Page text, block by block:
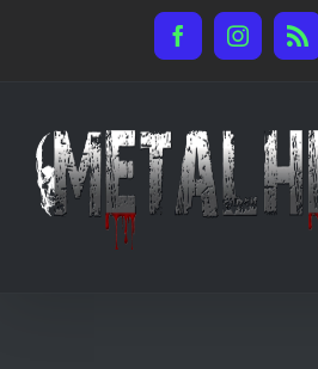
FacebookInstagram
Rss